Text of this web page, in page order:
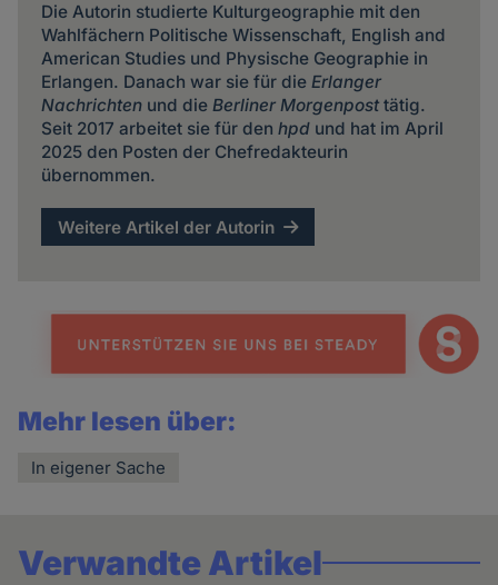
Die Autorin studierte Kulturgeographie mit den
Wahlfächern Politische Wissenschaft, English and
American Studies und Physische Geographie in
Erlangen. Danach war sie für die Erlanger
Nachrichtenund die Berliner Morgenposttätig.
Seit 2017 arbeitet sie für den hpdund hat im April
2025 den Posten der Chefredakteurin
übernommen.
Weitere Artikel der Autorin
Mehr lesen über:
In eigener Sache
Verwandte Artikel